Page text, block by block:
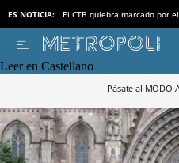
ES NOTICIA: El CTB quiebra marcado por
Leer en Castellano
Pásate al MODO